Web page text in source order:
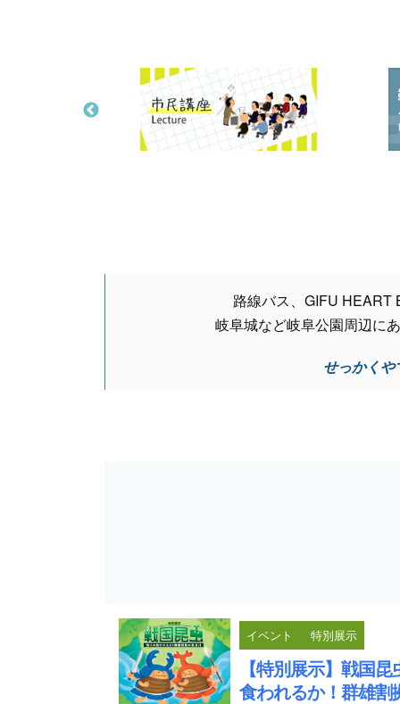
路線バス、GIFU HEART
岐阜城など岐阜公園周辺に
せっかく
イベント 特別展示
【特別展示】戦国
食われるか！群雄割